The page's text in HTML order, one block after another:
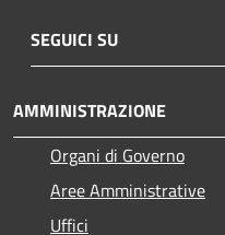
SEGUICI SU
AMMINISTRAZIONE
Organi di Governo
Aree Amministrative
Uffici